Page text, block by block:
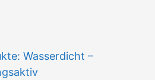
Wasserdicht –